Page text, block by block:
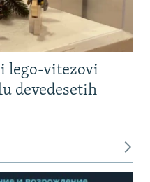
lego-vitezovi
devedesetih